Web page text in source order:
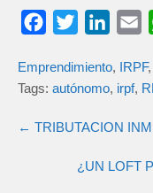
c
e
b
i
t
t
r
n
k
e
I
a
i
l
Emprendimiento, IRPF,
Tags: autónomo, irpf,
← TRIBUTACION
¿UN LOFT